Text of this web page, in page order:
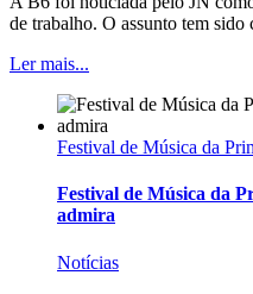
de trabalho. O assunto tem sido
Ler mais...
Festival de Música da
Festival de Música da
admira
Notícias